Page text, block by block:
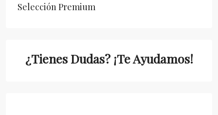
Selección Premium
¿Tienes Dudas? ¡Te Ayudamos!